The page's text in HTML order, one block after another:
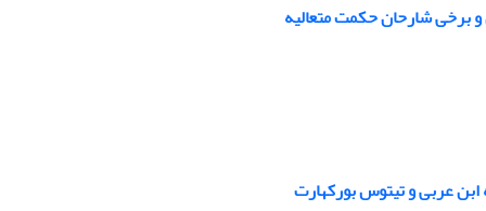
و برخی شارحان حکمت متعالیه
عربی و تیتوس بورکهارت